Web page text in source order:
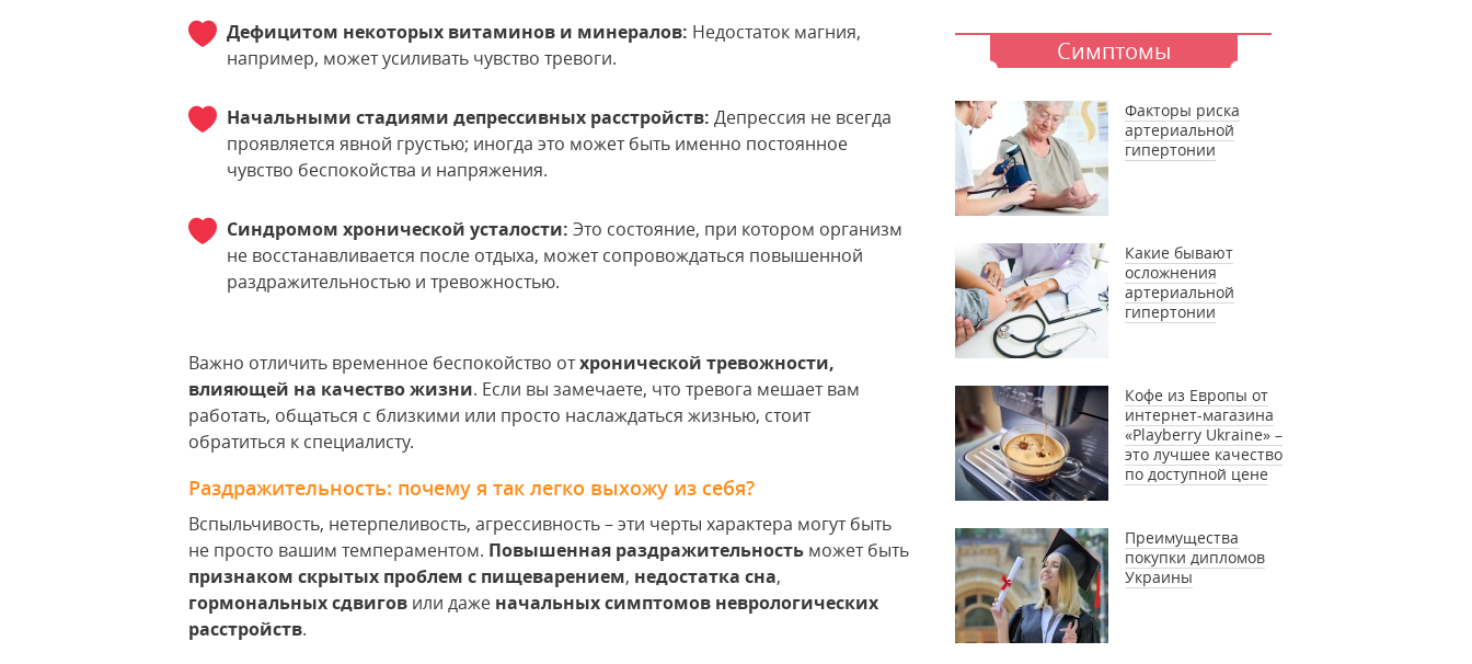
Дефицитом некоторых витаминов и минералов: Недостаток магния,
например, может усиливать чувство тревоги.
Начальными стадиями депрессивных расстройств: Депрессия не всегда
проявляется явной грустью; иногда это может быть именно постоянное
чувство беспокойства и напряжения.
Синдромом хронической усталости: Это состояние, при котором организм
не восстанавливается после отдыха, может сопровождаться повышенной
раздражительностью и тревожностью.
Важно отличить временное беспокойство отхронической тревожности,
влияющей на качество жизни. Если вы замечаете, что тревога мешает вам
работать, общаться с близкими или просто наслаждаться жизнью, стоит
обратиться к специалисту.
Раздражительность: почему я так легко выхожу из себя?
Вспыльчивость, нетерпеливость, агрессивность – эти черты характера могут быть
не просто вашим темпераментом. Повышенная раздражительность может быть
признаком скрытых проблем с пищеварением, недостатка сна,
гормональных сдвигов или даже начальных симптомов неврологических
расстройств.
Симптомы
Факторы риска
артериальной
гипертонии
Какие бывают
осложнения
артериальной
гипертонии
Кофе из Европы от
интернет-магазина
«Playberry Ukraine» –
это лучшее качество
по доступной цене
Преимущества
покупки дипломов
Украины